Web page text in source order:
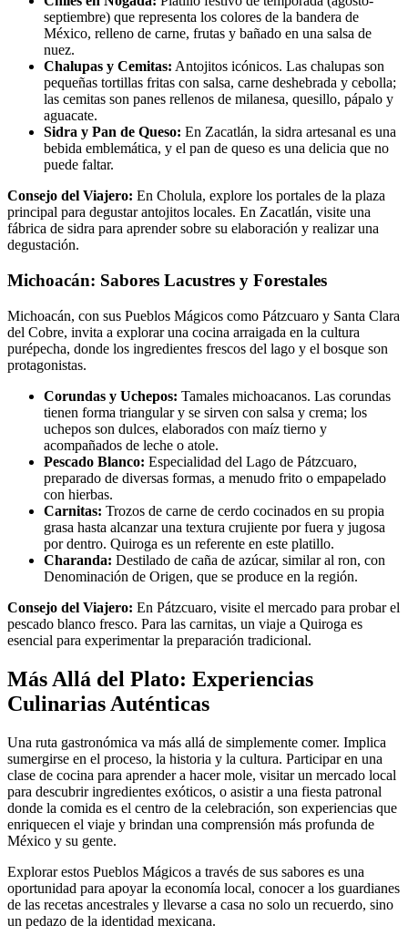
septiembre) que representa los colores de la bandera de
México, relleno de carne, frutas y bañado en una salsa de
nuez.
Chalupas y Cemitas: Antojitos icónicos. Las chalupas son
pequeñas tortillas fritas con salsa, carne deshebrada y cebolla;
las cemitas son panes rellenos de milanesa, quesillo, pápalo y
aguacate.
Sidra y Pan de Queso: En Zacatlán, la sidra artesanal es una
bebida emblemática, y el pan de queso es una delicia que no
puede faltar.
Consejo del Viajero: En Cholula, explore los portales de la plaza
principal para degustar antojitos locales. En Zacatlán, visite una
fábrica de sidra para aprender sobre su elaboración y realizar una
degustación.
Michoacán: Sabores Lacustres y Forestales
Michoacán, con sus Pueblos Mágicos como Pátzcuaro y Santa Clara
del Cobre, invita a explorar una cocina arraigada en la cultura
purépecha, donde los ingredientes frescos del lago y el bosque son
protagonistas.
Corundas y Uchepos: Tamales michoacanos. Las corundas
tienen forma triangular y se sirven con salsa y crema; los
uchepos son dulces, elaborados con maíz tierno y
acompañados de leche o atole.
Pescado Blanco: Especialidad del Lago de Pátzcuaro,
preparado de diversas formas, a menudo frito o empapelado
con hierbas.
Carnitas: Trozos de carne de cerdo cocinados en su propia
grasa hasta alcanzar una textura crujiente por fuera y jugosa
por dentro. Quiroga es un referente en este platillo.
Charanda: Destilado de caña de azúcar, similar al ron, con
Denominación de Origen, que se produce en la región.
Consejo del Viajero: En Pátzcuaro, visite el mercado para probar el
pescado blanco fresco. Para las carnitas, un viaje a Quiroga es
esencial para experimentar la preparación tradicional.
Más Allá del Plato: Experiencias
Culinarias Auténticas
Una ruta gastronómica va más allá de simplemente comer. Implica
sumergirse en el proceso, la historia y la cultura. Participar en una
clase de cocina para aprender a hacer mole, visitar un mercado local
para descubrir ingredientes exóticos, o asistir a una fiesta patronal
donde la comida es el centro de la celebración, son experiencias que
enriquecen el viaje y brindan una comprensión más profunda de
México y su gente.
Explorar estos Pueblos Mágicos a través de sus sabores es una
oportunidad para apoyar la economía local, conocer a los guardianes
de las recetas ancestrales y llevarse a casa no solo un recuerdo, sino
un pedazo de la identidad mexicana.